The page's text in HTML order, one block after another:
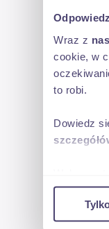
Wraz z
cookie, w
to robi.
Dowiedz
w naszej